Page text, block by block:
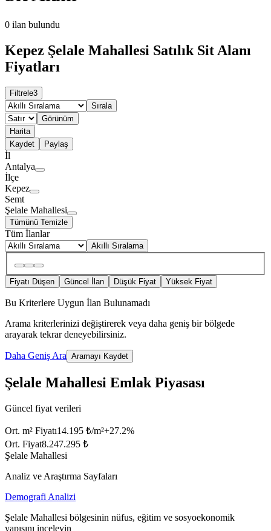
0 ilan bulundu
Kepez Şelale Mahallesi Satılık Sit Alanı
Fiyatları
Filtrele3
Sırala
Görünüm
Harita
Kaydet
Paylaş
İl
Antalya
İlçe
Kepez
Semt
Şelale Mahallesi
Tümünü Temizle
Tüm İlanlar
Akıllı Sıralama
Fiyatı Düşen Güncel İlan Düşük Fiyat Yüksek Fiyat
Bu Kriterlere Uygun İlan Bulunamadı
Arama kriterlerinizi değiştirerek veya daha geniş bir bölgede
arayarak tekrar deneyebilirsiniz.
Daha Geniş Ara Aramayı Kaydet
Şelale Mahallesi Emlak Piyasası
Güncel fiyat verileri
Ort. m² Fiyatı14.195 ₺/m²+27.2%
Ort. Fiyat8.247.295 ₺
Şelale Mahallesi
Analiz ve Araştırma Sayfaları
Demografi Analizi
Şelale Mahallesi bölgesinin nüfus, eğitim ve sosyoekonomik
yapısını inceleyin